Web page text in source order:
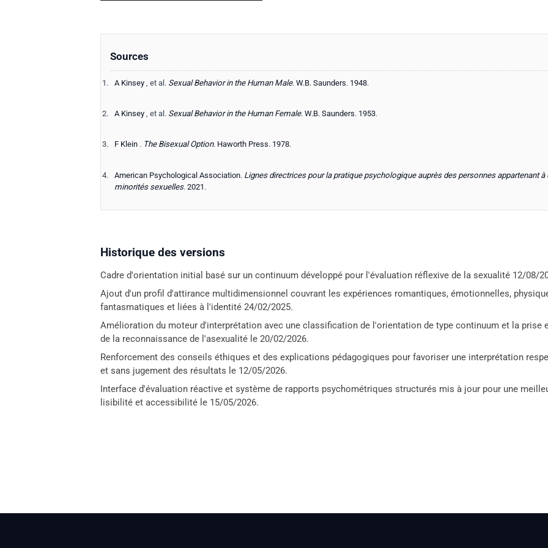
Sources
A Kinsey , et al. Sexual Behavior in the Human Male. W.B. Saunders. 1948.
A Kinsey , et al. Sexual Behavior in the Human Female. W.B. Saunders. 1953.
F Klein . The Bisexual Option. Haworth Press. 1978.
American Psychological Association. Lignes directrices pour la pratique psychologique auprès des personnes appartenant à
minorités sexuelles. 2021 .
Historique des versions
Cadre d'orientation initial basé sur un continuum développé pour l'évaluation réflexive de la sexualité 12/08/
Ajout d'un profil d'attirance multidimensionnel couvrant les expériences romantiques, émotionnelles,
fantasmatiques et liées à l'identité 24/02/2025.
Amélioration du moteur d'interprétation avec une classification de l'orientation de type continuum et la prise
de la reconnaissance de l'asexualité le 20/02/2026.
Renforcement des conseils éthiques et des explications pédagogiques pour favoriser une interprétation
et sans jugement des résultats le 12/05/2026.
Interface d'évaluation réactive et système de rapports psychométriques structurés mis à jour pour une
lisibilité et accessibilité le 15/05/2026.